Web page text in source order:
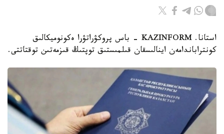
استانا. KAZINFORM - باس پروكۋراتۋرا ەكونوميكالىق
كونتراباندامەن اينالىسقان قىلمىستىق توپتىڭ قىزمەتىن توقتاتتى.